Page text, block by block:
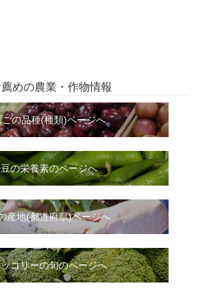
薦めの農業・作物情報
ごの品種(種類)ページへ
の栄養素のページへ
産地(都道府県)ページへ
コリーの旬のページへ